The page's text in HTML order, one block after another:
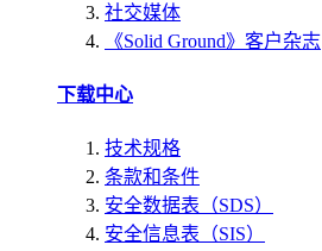
社交媒体
《Solid Ground》客户杂志
下载中心
技术规格
条款和条件
安全数据表（SDS）
安全信息表（SIS）